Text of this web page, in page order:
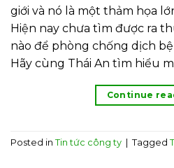
giới và nó là một thảm họa
Hiện nay chưa tìm được ra
nào để phòng chống dịch
Hãy cùng Thái An tìm hiểu
Continue
Posted in Tin tức công ty Tagged